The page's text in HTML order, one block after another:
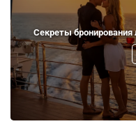
Секреты бронирования